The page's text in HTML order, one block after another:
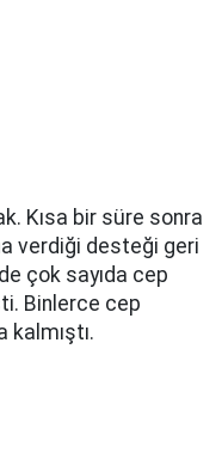
Kısa bir süre sonra
verdiği desteği geri
çok sayıda cep
Binlerce cep
kalmıştı.